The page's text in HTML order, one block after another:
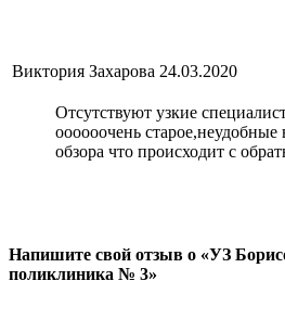
Виктория Захарова 24.03.2020
Отсутствуют узкие
оооооочень
обзора что происходит с
Напишите свой отзыв о «УЗ
поликлиника № 3»